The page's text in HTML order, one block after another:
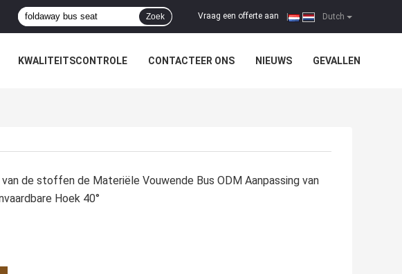
Dutch
Vraag een offerte aan
Zoek
KWALITEITSCONTROLE CONTACTEER ONS NIEUWS GEVALLEN
de stoffen de Materiële Vouwende Bus ODM Aanpassing van
Hoek 40°